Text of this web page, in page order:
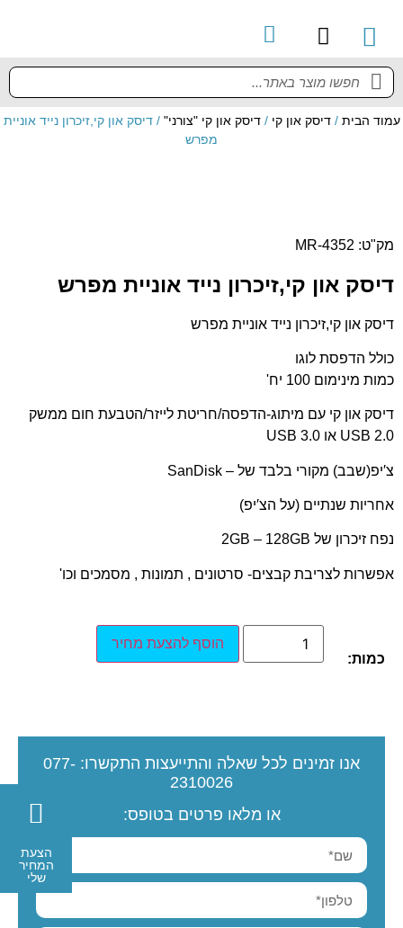
עמוד הבית /דיסק און קי /דיסק און קי "צורני" / דיסק און קי,זיכרון נייד אוניית
מפרש
מק"ט: MR-4352
דיסק און קי,זיכרון נייד אוניית מפרש
דיסק און קי,זיכרון נייד אוניית מפרש
כולל הדפסת לוגו
כמות מינימום 100 יח'
דיסק און קי עם מיתוג-הדפסה/חריטת לייזר/הטבעת חום ממשק
USB 2.0 או USB 3.0
צ′יפ(שבב) מקורי בלבד של – SanDisk
אחריות שנתיים (על הצ′יפ)
נפח זיכרון של 2GB – 128GB
אפשרות לצריבת קבצים- סרטונים , תמונות , מסמכים וכו'
כמות:
הוסף להצעת מחיר
אנו זמינים לכל שאלה והתייעצות התקשרו: 077-
2310026
או מלאו פרטים בטופס:
הצעת
המחיר
שלי